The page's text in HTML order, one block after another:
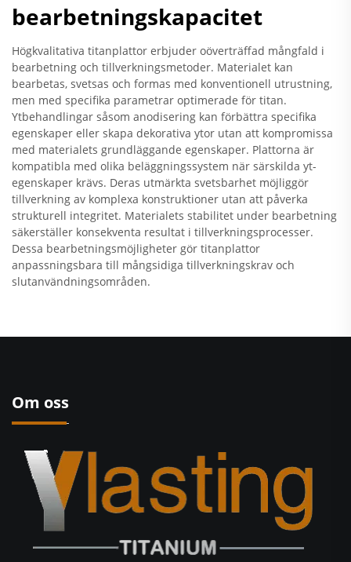
bearbetningskapacitet
Högkvalitativa titanplattor erbjuder oöverträffad mångfald i
bearbetning och tillverkningsmetoder. Materialet kan
bearbetas, svetsas och formas med konventionell utrustning,
men med specifika parametrar optimerade för titan.
Ytbehandlingar såsom anodisering kan förbättra specifika
egenskaper eller skapa dekorativa ytor utan att kompromissa
med materialets grundläggande egenskaper. Plattorna är
kompatibla med olika beläggningssystem när särskilda yt­
egenskaper krävs. Deras utmärkta svetsbarhet möjliggör
tillverkning av komplexa konstruktioner utan att påverka
strukturell integritet. Materialets stabilitet under bearbetning
säkerställer konsekventa resultat i tillverkningsprocesser.
Dessa bearbetningsmöjligheter gör titanplattor
anpassningsbara till mångsidiga tillverkningskrav och
slutanvändningsområden.
Om oss